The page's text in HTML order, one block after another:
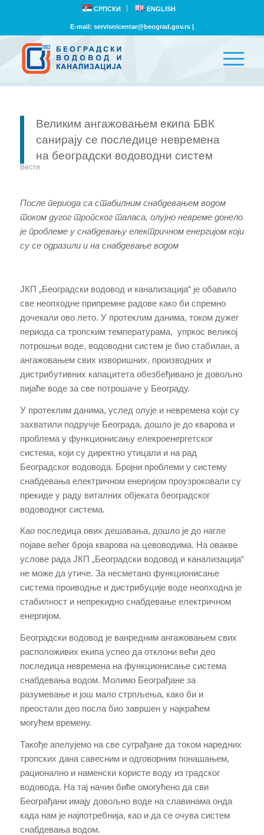
СРПСКИ ENGLISH
E-mail: servisnicentar@beograd.gov.rs|
Великим ангажовањем екипа БВК
санирају се последице невремена
на београдски водоводни систем
Вести
После периода са стабилним снабдевањем водом
током дугог тропског таласа, олујно невреме донело
је проблеме у снабдевању електричном енергијом који
су се одразили и на снабдевање водом
ЈКП „Београдски водовод и канализација“ је обавило
све неопходне припремне радове како би спремно
дочекали ово лето. У протеклим данима, током дужег
периода са тропским температурама, упркос великој
потрошњи воде, водоводни систем је био стабилан, а
ангажовањем свих изворишних, производних и
дистрибутивних капацитета oбeзбeђивано је довољно
пијаће воде за све потрошаче у Београду.
У протеклим данима, услед олује и невремена који су
захватили подручје Београда, дошло је до кварова и
проблема у функционисању елекроенергетског
система, који су директно утицали и на рад
Београдског водовода. Бројни проблеми у систему
снабдевања електричном енергијом проузроковали су
прекиде у раду виталних објеката београдског
водоводног система.
Као последица ових дешавања, дошло је до нагле
појаве већег броја кварова на цевоводима. На овакве
услове рада ЈКП „Београдски водовод и канализација“
не може да утиче. За несметано функционисање
система проиводње и дистрибуције воде неопходна је
стабилност и непрекидно снабдевање електричном
енергијом.
Београдски водовод је ванредним ангажовањем свих
расположивих екипа успео да отклони већи део
последица невремена на функционисање система
снабдевања водом. Молимо Београђане за
разумевање и још мало стрпљења, како би и
преостали део посла био завршен у најкраћем
могућем времену.
Такође апелујемо на све суграђане да током наредних
тропских дана савесним и одговорним понашањем,
рационално и наменски користе воду из градског
водовода. На тај начин биће омогућено да сви
Београђани имaју дoвoљнo вoдe на славинама онда
када нам је најпотребнија, као и да се oчувa систeм
снабдевања водом.